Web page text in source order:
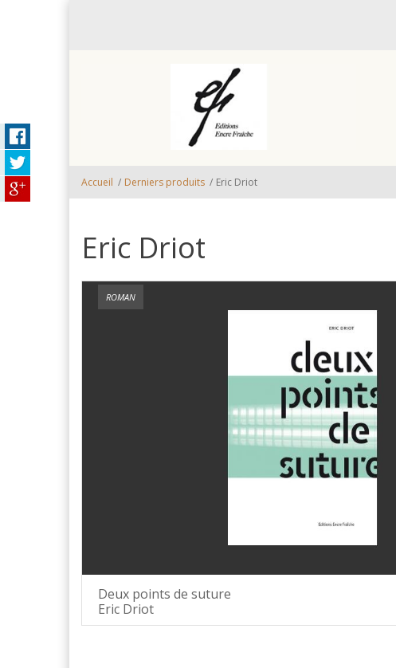
Accueil / Derniers produits / Eric Driot
Eric Driot
ROMAN
Deux points de suture
Eric Driot